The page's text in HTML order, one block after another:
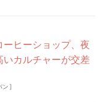
ーヒーショップ、夜
カルチャーが交差
ン ]